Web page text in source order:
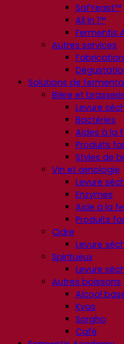
SafYeast™
All In 1™
Fermentis
Autres services
Solutions de
Bière et
Levure
Bactéries
Aides à la
Produits
Styles de
Vin et œnologie
Levure
Enzymes
Aide à la
Produits
Cidre
Levure
Spiritueux
Levure
Autres boissons
Alcool
Kvas
Sorgho
Café